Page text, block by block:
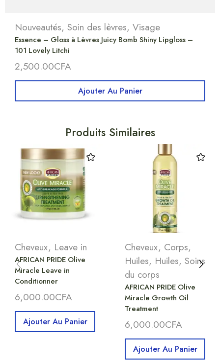
Nouveautés, Soin des lèvres, Visage
Essence – Gloss à Lèvres Juicy Bomb Shiny Lipgloss –
101 Lovely Litchi
2,500.00CFA
Ajouter Au Panier
Produits Similaires
Cheveux, Leave in
AFRICAN PRIDE Olive
Miracle Leave in
Conditionner
6,000.00CFA
Ajouter Au Panier
Cheveux, Corps,
Huiles, Huiles, Soins
du corps
AFRICAN PRIDE Olive
Miracle Growth Oil
Treatment
6,000.00CFA
Ajouter Au Panier